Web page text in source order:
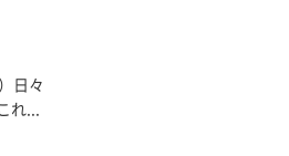
日々
れ...